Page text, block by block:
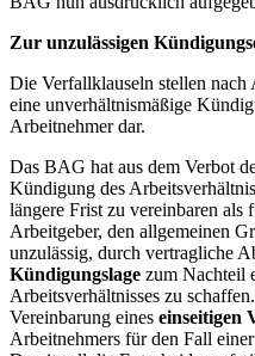
Zur unzulässigen
Die Verfallklauseln stellen
eine unverhältnismäßige
Arbeitnehmer dar.
Das BAG hat aus dem Verbot
Kündigung des
längere Frist zu vereinbaren
Arbeitgeber, den allgemeinen
unzulässig, durch vertragliche
Kündigungslage zum Nachteil
Arbeitsverhältnisses zu
Vereinbarung eines einseitigen
Arbeitnehmers für den Fall